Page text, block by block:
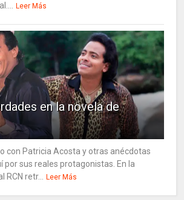
Leer Más
en la novela de
con Patricia Acosta y otras anécdotas
por sus reales protagonistas. En la
RCN retr... Leer Más